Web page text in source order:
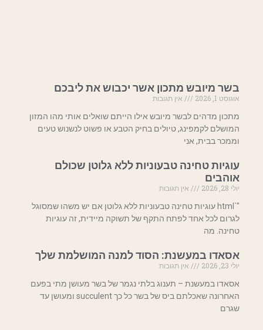
בשר מיובש מתכון אשר יכבוש את ליבכם
אוגוסט 1, 2026
אין תגובות
מתכון מדהים לבשר מיובש אילו הייתם שואלים אותי מהו המזון
המושלם לקמפינג, טיולים בחיק הטבע או פשוט לנשנוש טעים
וממכר בבית, אני
עוגיות טחינה טבעוניות ללא גלוטן שכולם
אוהבים
יולי 28, 2026
אין תגובות
"`html עוגיות טחינה טבעוניות ללא גלוטן אם יש משהו שמסוגל
לגרום לכל אחד לפתח התקף של תשוקה מיידית, זה עוגיות
טחינה. מה
אסאדו במעשנת: הסוד למנה המושלמת שלך
יולי 23, 2026
אין תגובות
אסאדו במעשנת – תענוג בלתי נגמר של בשר מעושן מתי בפעם
האחרונה שאכלתם ביס של בשר כל כך succulent ומעושן עד
שגרם